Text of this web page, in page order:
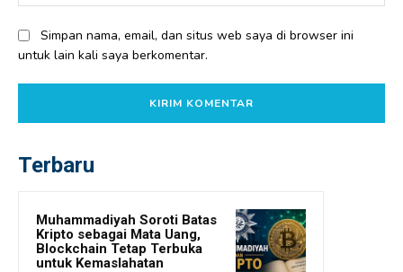
Simpan nama, email, dan situs web saya di browser ini
untuk lain kali saya berkomentar.
Terbaru
Muhammadiyah Soroti Batas
Kripto sebagai Mata Uang,
Blockchain Tetap Terbuka
untuk Kemaslahatan